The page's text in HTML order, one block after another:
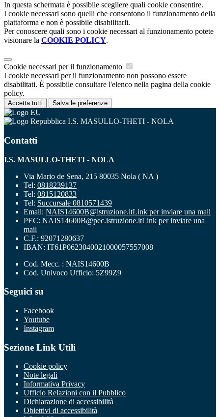
In questa schermata è possibile scegliere quali cookie consentire.
I cookie necessari sono quelli che consentono il funzionamento della
piattaforma e non è possibile disabilitarli.
Per conoscere quali sono i cookie necessari al funzionamento potete
visionare la COOKIE POLICY.
Cookie necessari per il funzionamento
I cookie necessari per il funzionamento non possono essere
disabilitati. È possibile consultare l'elenco nella pagina della cookie
policy.
Accetta tutti Salva le preferenze
I.S. MASULLO-THETI - NOLA
Contatti
I.S. MASULLO-THETI - NOLA
Via Mario de Sena, 215 80035 Nola ( NA )
Tel: 0818239137
Tel: 0815120833
Tel: Succursale 0810571439
Email: NAIS14600B@istruzione.itLink per inviare una mail
PEC: NAIS14600B@pec.istruzione.itLink per inviare una
mail
C.F.: 92071280637
IBAN: IT61P0623040021000057557008
Cod. Mecc. : NAIS14600B
Cod. Univoco Ufficio: 5Z99Z9
Seguici su
Facebook
Youtube
Instagram
Sezione Link Utili
Cookie policy
Note legali
Informativa Privacy
Ufficio Relazioni con il Pubblico
Dichiarazione di accessibilità
Obiettivi di accessibilità